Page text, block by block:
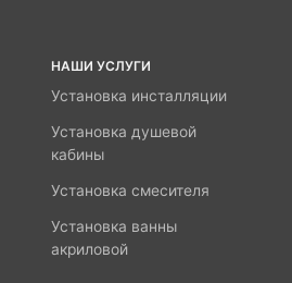
НАШИ УСЛУГИ
Установка инсталляции
Установка душевой
кабины
Установка смесителя
Установка ванны
акриловой